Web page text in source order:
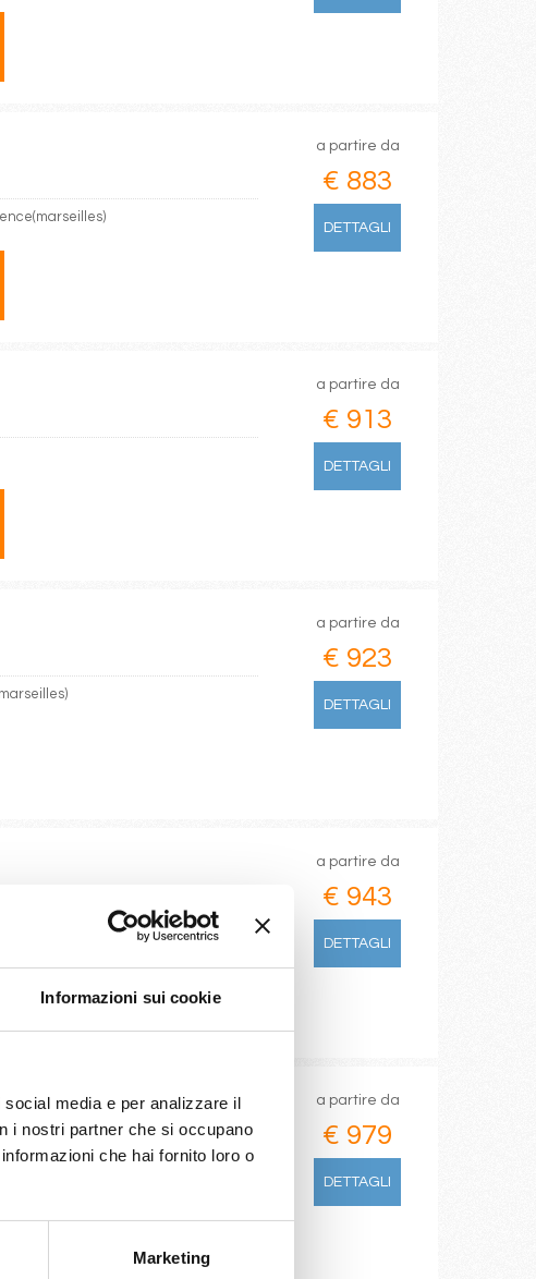
Informazioni sui cookie
media e per analizzare il
i nostri partner che si occupano
che hai fornito loro o
Marketing
a partire da
€ 883
DETTAGLI
a partire da
€ 913
DETTAGLI
a partire da
€ 923
DETTAGLI
31/08/2026
a partire da
€ 943
DETTAGLI
a partire da
€ 979
DETTAGLI